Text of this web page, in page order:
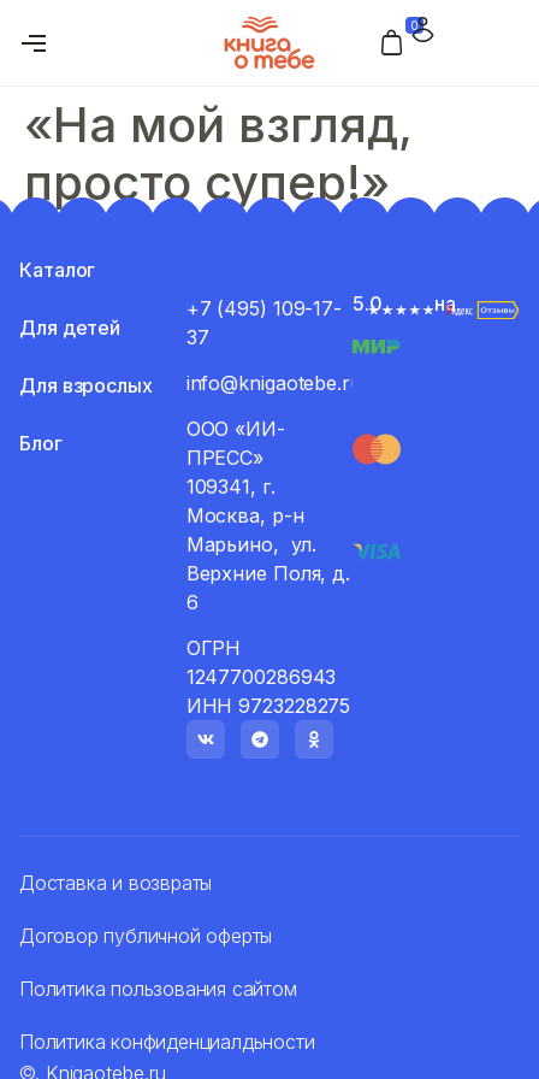
0
«На мой взгляд,
просто супер!»
+7 (495) 109-17-
37
info@knigaotebe.ru
ООО «ИИ-
ПРЕСС»
109341, г.
Москва, р-н
Марьино, ул.
Верхние Поля, д.
6
ОГРН
1247700286943
ИНН 9723228275
Каталог
Для детей
Для взрослых
Блог
5.0 на
©. Knigaotebe.ru
Доставка и возвраты
Договор публичной оферты
Политика пользования сайтом
Политика конфиденциалдьности